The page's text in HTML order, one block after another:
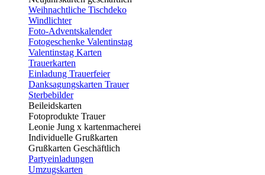
Weihnachtliche Tischdeko
Windlichter
Foto-Adventskalender
Fotogeschenke Valentinstag
Valentinstag Karten
Trauerkarten
Einladung Trauerfeier
Danksagungskarten Trauer
Sterbebilder
Beileidskarten
Fotoprodukte Trauer
Leonie Jung x kartenmacherei
Individuelle Grußkarten
Grußkarten Geschäftlich
Partyeinladungen
Umzugskarten